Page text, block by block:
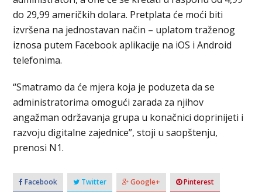
do 29,99 američkih dolara. Pretplata će moći biti
izvršena na jednostavan način – uplatom traženog
iznosa putem Facebook aplikacije na iOS i Android
telefonima.
“Smatramo da će mjera koja je poduzeta da se
administratorima omogući zarada za njihov
angažman održavanja grupa u konačnici doprinijeti i
razvoju digitalne zajednice”, stoji u saopštenju,
prenosi N1.
Facebook Twitter Google+ Pinterest